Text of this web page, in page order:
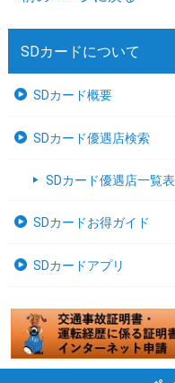
SDカードについて
SDカード概要
SDカード優遇店検索
SDカード優遇店一覧表
SDカードお得ガイド
SDカードアプリ